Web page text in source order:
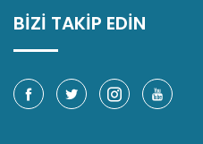
BİZİ TAKİP EDİN